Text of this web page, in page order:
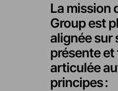
La mission
Group est
alignée sur
présente
articulée
principes :